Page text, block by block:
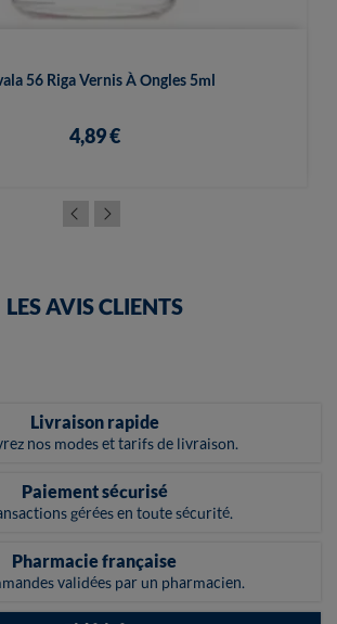
56 Riga Vernis À Ongles 5ml
4,89 €
LES AVIS CLIENTS
Livraison rapide
nos modes et tarifs de livraison.
Paiement sécurisé
gérées en toute sécurité.
Pharmacie française
validées par un pharmacien.